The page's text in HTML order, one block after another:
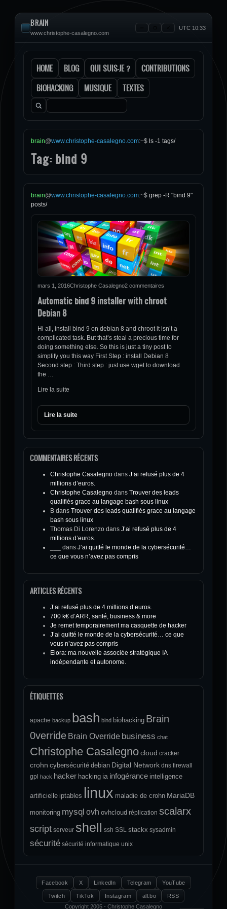
BRAIN
www.christophe-casalegno.com
UTC 10:33
HOME BLOG QUI SUIS-JE ?
CONTRIBUTIONS
BIOHACKING
MUSIQUE TEXTES
Rechercher :
brain@www.christophe-casalegno.com:~$ ls -1 tags/
Tag: bind 9
brain@www.christophe-casalegno.com:~$ grep -R "bind 9"
posts/
mars 1, 2016Christophe Casalegno2 commentaires
Automatic bind 9 installer with chroot
Debian 8
Hi all, install bind 9 on debian 8 and chroot it isn’t a
complicated task. But that’s steal a precious time for
doing something else. So this is just a tiny post to
simplify you this way First Step : install Debian 8
Second step : Third step : just use wget to download
the …
Lire la suite
Lire la suite
COMMENTAIRES RÉCENTS
Christophe Casalegno dans J’ai refusé plus de 4
millions d’euros.
Christophe Casalegno dans Trouver des leads
qualifiés grace au langage bash sous linux
B dans Trouver des leads qualifiés grace au langage
bash sous linux
Thomas Di Lorenzo dans J’ai refusé plus de 4
millions d’euros.
dans J’ai quitté le monde de la cybersécurité…
ce que vous n’avez pas compris
ARTICLES RÉCENTS
J’ai refusé plus de 4 millions d’euros.
700 k€ d’ARR, santé, business & more
Je remet temporairement ma casquette de hacker
J’ai quitté le monde de la cybersécurité… ce que
vous n’avez pas compris
Elora: ma nouvelle associée stratégique IA
indépendante et autonome.
ÉTIQUETTES
apache backup bash bind biohacking Brain
0verride Brain Override business chat
Christophe Casalegnocloud cracker
crohn cybersécurité debian Digital Network dns firewall
gpl hack hacker hacking ia infogérance intelligence
artificielle iptables linux maladie de crohn MariaDB
monitoring mysql ovh ovhcloud réplication scalarx
script serveur shell ssh SSL stackx sysadmin
sécurité sécurité informatique unix
Facebook X LinkedIn Telegram YouTube
Twitch TikTok Instagram all.bo
RSS
Copyright 2005 - Christophe Casalegno